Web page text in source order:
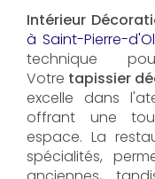
Intérieur
à Saint-Pierre-
technique
Votre tapissier
excelle dans
offrant une
espace. La
spécialités,